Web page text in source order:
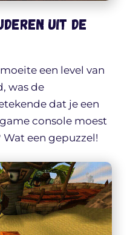
uit de
een level van
was de
dat je een
console moest
een gepuzzel!